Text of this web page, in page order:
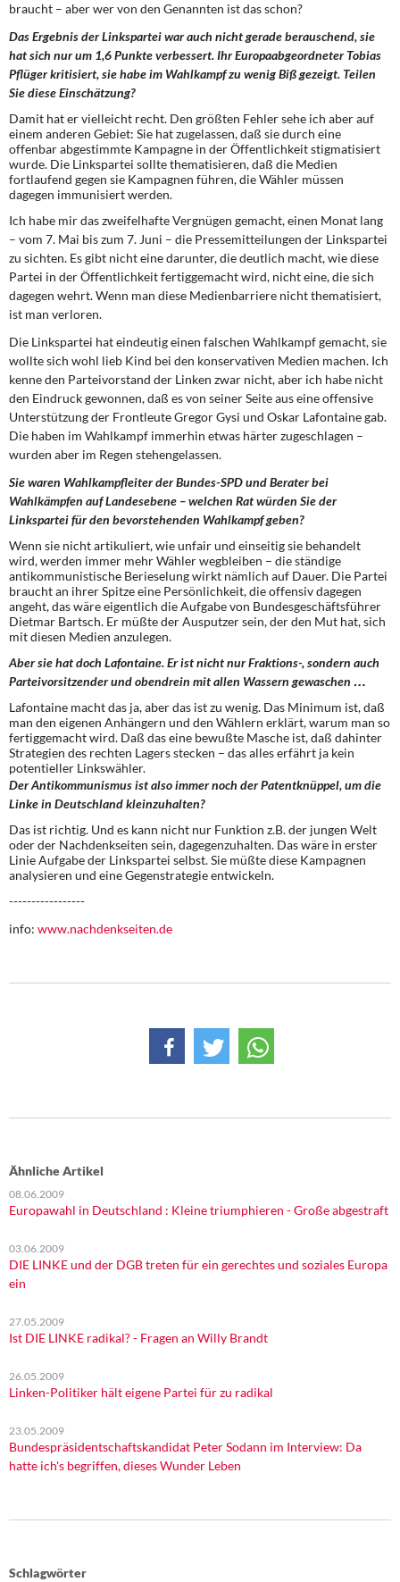
braucht – aber wer von den Genannten ist das schon?
Das Ergebnis der Linkspartei war auch nicht gerade berauschend, sie
hat sich nur um 1,6 Punkte verbessert. Ihr Europaabgeordneter Tobias
Pflüger kritisiert, sie habe im Wahlkampf zu wenig Biß gezeigt. Teilen
Sie diese Einschätzung?
Damit hat er vielleicht recht. Den größten Fehler sehe ich aber auf
einem anderen Gebiet: Sie hat zugelassen, daß sie durch eine
offenbar abgestimmte Kampagne in der Öffentlichkeit stigmatisiert
wurde. Die Linkspartei sollte thematisieren, daß die Medien
fortlaufend gegen sie Kampagnen führen, die Wähler müssen
dagegen immunisiert werden.
Ich habe mir das zweifelhafte Vergnügen gemacht, einen Monat lang
– vom 7. Mai bis zum 7. Juni – die Pressemitteilungen der Linkspartei
zu sichten. Es gibt nicht eine darunter, die deutlich macht, wie diese
Partei in der Öffentlichkeit fertiggemacht wird, nicht eine, die sich
dagegen wehrt. Wenn man diese Medienbarriere nicht thematisiert,
ist man verloren.
Die Linkspartei hat eindeutig einen falschen Wahlkampf gemacht, sie
wollte sich wohl lieb Kind bei den konservativen Medien machen. Ich
kenne den Parteivorstand der Linken zwar nicht, aber ich habe nicht
den Eindruck gewonnen, daß es von seiner Seite aus eine offensive
Unterstützung der Frontleute Gregor Gysi und Oskar Lafontaine gab.
Die haben im Wahlkampf immerhin etwas härter zugeschlagen –
wurden aber im Regen stehengelassen.
Sie waren Wahlkampfleiter der Bundes-SPD und Berater bei
Wahlkämpfen auf Landesebene – welchen Rat würden Sie der
Linkspartei für den bevorstehenden Wahlkampf geben?
Wenn sie nicht artikuliert, wie unfair und einseitig sie behandelt
wird, werden immer mehr Wähler wegbleiben – die ständige
antikommunistische Berieselung wirkt nämlich auf Dauer. Die Partei
braucht an ihrer Spitze eine Persönlichkeit, die offensiv dagegen
angeht, das wäre eigentlich die Aufgabe von Bundesgeschäftsführer
Dietmar Bartsch. Er müßte der Ausputzer sein, der den Mut hat, sich
mit diesen Medien anzulegen.
Aber sie hat doch Lafontaine. Er ist nicht nur Fraktions-, sondern auch
Parteivorsitzender und obendrein mit allen Wassern gewaschen …
Lafontaine macht das ja, aber das ist zu wenig. Das Minimum ist, daß
man den eigenen Anhängern und den Wählern erklärt, warum man so
fertiggemacht wird. Daß das eine bewußte Masche ist, daß dahinter
Strategien des rechten Lagers stecken – das alles erfährt ja kein
potentieller Linkswähler.
Der Antikommunismus ist also immer noch der Patentknüppel, um die
Linke in Deutschland kleinzuhalten?
Das ist richtig. Und es kann nicht nur Funktion z.B. der jungen Welt
oder der Nachdenkseiten sein, dagegenzuhalten. Das wäre in erster
Linie Aufgabe der Linkspartei selbst. Sie müßte diese Kampagnen
analysieren und eine Gegenstrategie entwickeln.
-----------------
info: www.nachdenkseiten.de
Ähnliche Artikel
08.06.2009
Europawahl in Deutschland : Kleine triumphieren - Große abgestraft
03.06.2009
DIE LINKE und der DGB treten für ein gerechtes und soziales Europa
ein
27.05.2009
Ist DIE LINKE radikal? - Fragen an Willy Brandt
26.05.2009
Linken-Politiker hält eigene Partei für zu radikal
23.05.2009
Bundespräsidentschaftskandidat Peter Sodann im Interview: Da
hatte ich's begriffen, dieses Wunder Leben
Schlagwörter